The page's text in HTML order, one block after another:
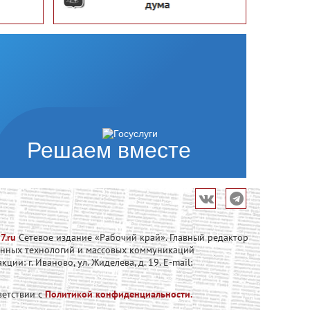
Решаем вместе
Сетевое издание «Рабочий край». Главный редактор
технологий и массовых коммуникаций
г. Иваново, ул. Жиделева, д. 19. E-mail:
сПолитикой конфиденциальности.